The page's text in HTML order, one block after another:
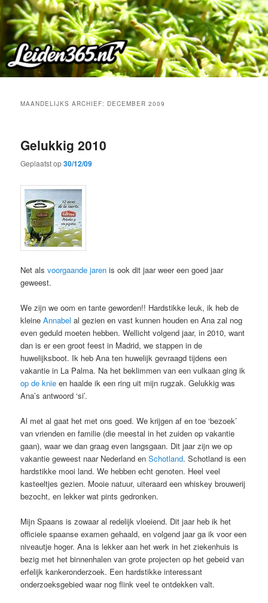
Spring
naar
primaire
inhoud
Spring
naar
secundaire
inhoud
MAANDELIJKS ARCHIEF: DECEMBER 2009
Gelukkig 2010
Geplaatst op30/12/09
Net alsvoorgaande jaren is ook dit jaar weer een goed jaar
geweest.
We zijn we oom en tante geworden!! Hardstikke leuk, ik heb de
kleineAnnabel al gezien en vast kunnen houden en Ana zal nog
even geduld moeten hebben. Wellicht volgend jaar, in 2010, want
dan is er een groot feest in Madrid, we stappen in de
huwelijksboot. Ik heb Ana ten huwelijk gevraagd tijdens een
vakantie in La Palma. Na het beklimmen van een vulkaan ging ik
op de knie en haalde ik een ring uit mijn rugzak. Gelukkig was
Ana’s antwoord ‘si’.
Al met al gaat het met ons goed. We krijgen af en toe ‘bezoek’
van vrienden en familie (die meestal in het zuiden op vakantie
gaan), waar we dan graag even langsgaan. Dit jaar zijn we op
vakantie geweest naar Nederland enSchotland. Schotland is een
hardstikke mooi land. We hebben echt genoten. Heel veel
kasteeltjes gezien. Mooie natuur, uiteraard een whiskey brouwerij
bezocht, en lekker wat pints gedronken.
Mijn Spaans is zowaar al redelijk vloeiend. Dit jaar heb ik het
officiele spaanse examen gehaald, en volgend jaar ga ik voor een
niveautje hoger. Ana is lekker aan het werk in het ziekenhuis is
bezig met het binnenhalen van grote projecten op het gebeid van
erfelijk kankeronderzoek. Een hardstikke interessant
onderzoeksgebied waar nog flink veel te ontdekken valt.